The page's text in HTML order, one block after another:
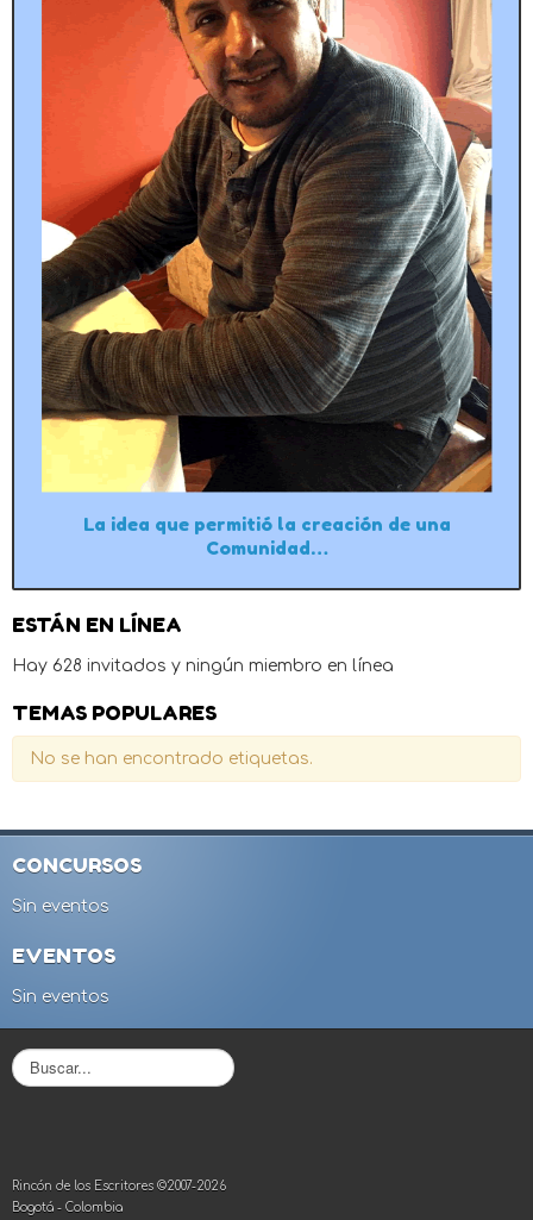
La idea que permitió la creación de una
Comunidad…
ESTÁN EN LÍNEA
Hay 628 invitados y ningún miembro en línea
TEMAS POPULARES
No se han encontrado etiquetas.
CONCURSOS
Sin eventos
EVENTOS
Sin eventos
B
u
r
.
Rincón de los Escritores ©2007-2026
Bogotá - Colombia